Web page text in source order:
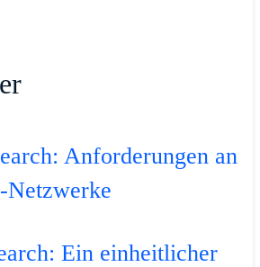
Anforderungen an
Netzwerke
Ein einheitlicher